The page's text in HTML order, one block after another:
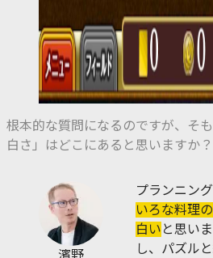
根本的な質問になるのですが、そ
白さ」はどこにあると思いますか？
濱野
プランニン
いろな料理
白い と思い
し、パズル